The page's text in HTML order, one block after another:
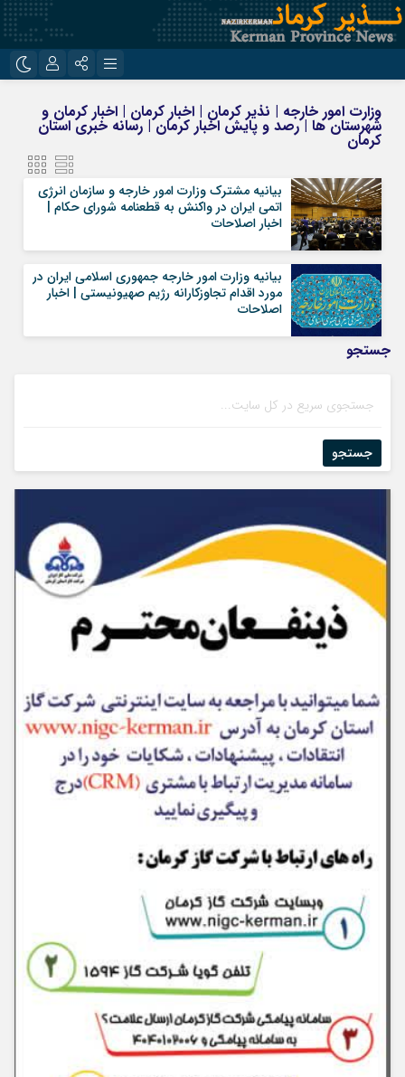
روبیکا
ایتا
مرا به خاطر بسپار
وزارت امور خارجه | نذیر کرمان | اخبار کرمان | اخبار کرمان و
شهرستان ها | رصد و پایش اخبار کرمان | رسانه خبری استان
کرمان
بیانیه مشترک وزارت امور خارجه و سازمان انرژی
اتمی ایران در واکنش به قطعنامه شورای حکام |
اخبار اصلاحات
بیانیه وزارت امور خارجه جمهوری اسلامی ایران در
مورد اقدام تجاوزکارانه رژیم صهیونیستی | اخبار
اصلاحات
جستجو
جستجو